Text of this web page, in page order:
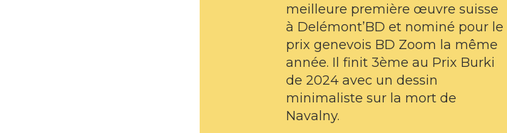
meilleure première œuvre suisse
à Delémont’BD et nominé pour le
prix genevois BD Zoom la même
année. Il finit 3ème au Prix Burki
de 2024 avec un dessin
minimaliste sur la mort de
Navalny.